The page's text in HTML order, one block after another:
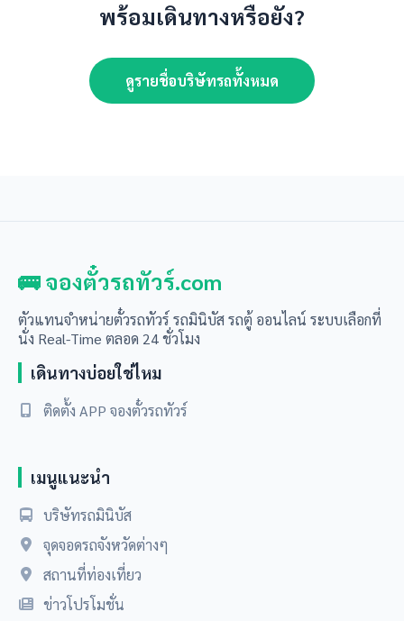
พร้อมเดินทางหรือยัง?
ดูรายชื่อบริษัทรถทั้งหมด
🚌 จองตั๋วรถทัวร์.com
ตัวแทนจำหน่ายตั๋วรถทัวร์ รถมินิบัส รถตู้ ออนไลน์ ระบบเลือกที่
นั่ง Real-Time ตลอด 24 ชั่วโมง
เดินทางบ่อยใช่ไหม
ติดตั้ง APP จองตั๋วรถทัวร์
เมนูแนะนำ
บริษัทรถมินิบัส
จุดจอดรถจังหวัดต่างๆ
สถานที่ท่องเที่ยว
ข่าวโปรโมชั่น